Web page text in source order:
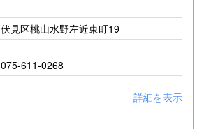
伏見区桃山水野左近東町19
075-611-0268
詳細を表示